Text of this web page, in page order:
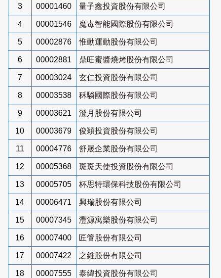
3 00001460 量子鑫投資股份有限公司
4 00001546 魔毒智能國際股份有限公司
5 00002876 惟動運動股份有限公司
6 00002881 鼎旺蜜醬燒烤股份有限公司
7 00003024 玄仁投資股份有限公司
8 00003538 秝驎國際股份有限公司
9 00003621 澄月股份有限公司
10 00003679 俊穎投資股份有限公司
11 00004776 舒晟企業股份有限公司
12 00005368 斑斑天使投資股份有限公司
13 00005705 杯思特環保科技股份有限公司
14 00006471 興瑞股份有限公司
15 00007345 灃源寓樂股份有限公司
16 00007400 匠管股份有限公司
17 00007422 之維股份有限公司
18 00007555 泰緯投資股份有限公司